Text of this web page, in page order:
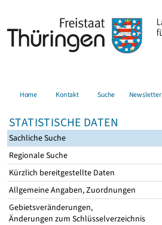
Home Kontakt Suche Newsletter
STATISTISCHE DATEN
Sachliche Suche
Regionale Suche
Kürzlich bereitgestellte Daten
Allgemeine Angaben, Zuordnungen
Gebietsveränderungen,
Änderungen zum Schlüsselverzeichnis